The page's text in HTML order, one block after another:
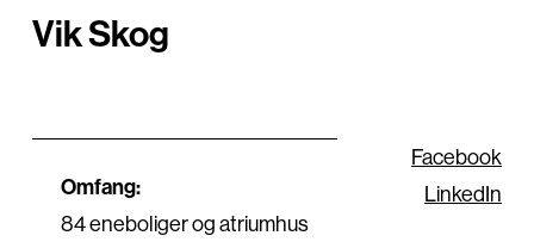
Vik Skog
Omfang:
84 eneboliger og atriumhus
Facebook
LinkedIn